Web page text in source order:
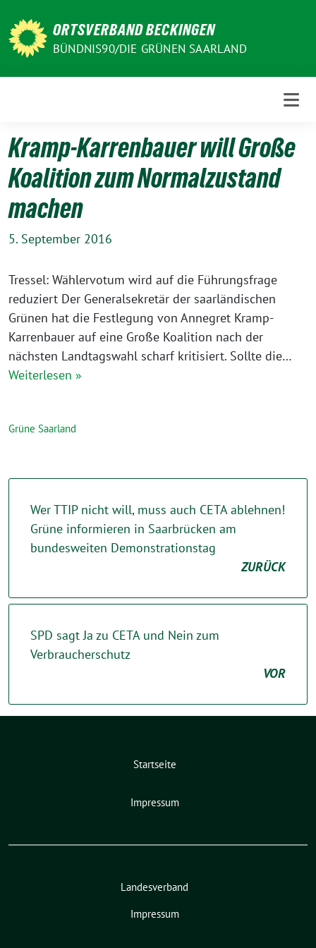
zum
Inhalt
ORTSVERBAND BECKINGEN
BÜNDNIS90/DIE GRÜNEN SAARLAND
Kramp-Karrenbauer will Große
Koalition zum Normalzustand
machen
5. September 2016
Tressel: Wählervotum wird auf die Führungsfrage
reduziert Der Generalsekretär der saarländischen
Grünen hat die Festlegung von Annegret Kramp-
Karrenbauer auf eine Große Koalition nach der
nächsten Landtagswahl scharf kritisiert. Sollte die…
Weiterlesen »
Grüne Saarland
Wer TTIP nicht will, muss auch CETA ablehnen!
Grüne informieren in Saarbrücken am
bundesweiten Demonstrationstag
ZURÜCK
SPD sagt Ja zu CETA und Nein zum
Verbraucherschutz
VOR
Startseite
Impressum
Landesverband
Impressum